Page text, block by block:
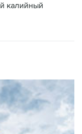
калийный